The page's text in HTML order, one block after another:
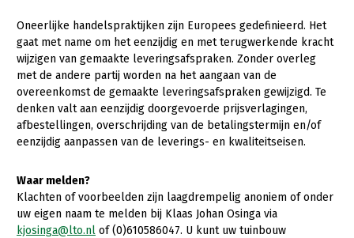
Gezonde dieren
Natuur, klimaat en energie
Bodem en water
Platteland en omgeving
Mens, ondernemerschap en onderwijs
Sectoren
Dier
Oneerlijke handelspraktijken zijn Europees gedefinieerd. Het
gaat met name om het eenzijdig en met terugwerkende kracht
wijzigen van gemaakte leveringsafspraken. Zonder overleg
met de andere partij worden na het aangaan van de
overeenkomst de gemaakte leveringsafspraken gewijzigd. Te
denken valt aan eenzijdig doorgevoerde prijsverlagingen,
afbestellingen, overschrijding van de betalingstermijn en/of
eenzijdig aanpassen van de leverings- en kwaliteitseisen.
Waar melden?
Klachten of voorbeelden zijn laagdrempelig anoniem of onder
uw eigen naam te melden bij Klaas Johan Osinga via
kjosinga@lto.nl of (0)610586047. U kunt uw tuinbouw